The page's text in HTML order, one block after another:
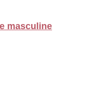
masculine